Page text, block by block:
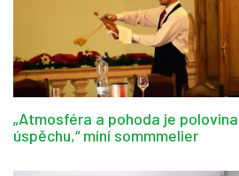
„Atmosféra a pohoda je polovina
úspěchu,“ míní sommmelier